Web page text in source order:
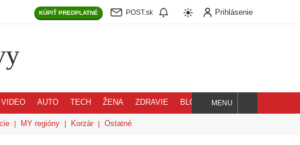
KÚPIŤ PREDPLATNÉ POST.sk Prihlásenie
VIDEO AUTO TECH ŽENA ZDRAVIE BLOG
Hľadaj
MENU
MY regióny Korzár Ostatné